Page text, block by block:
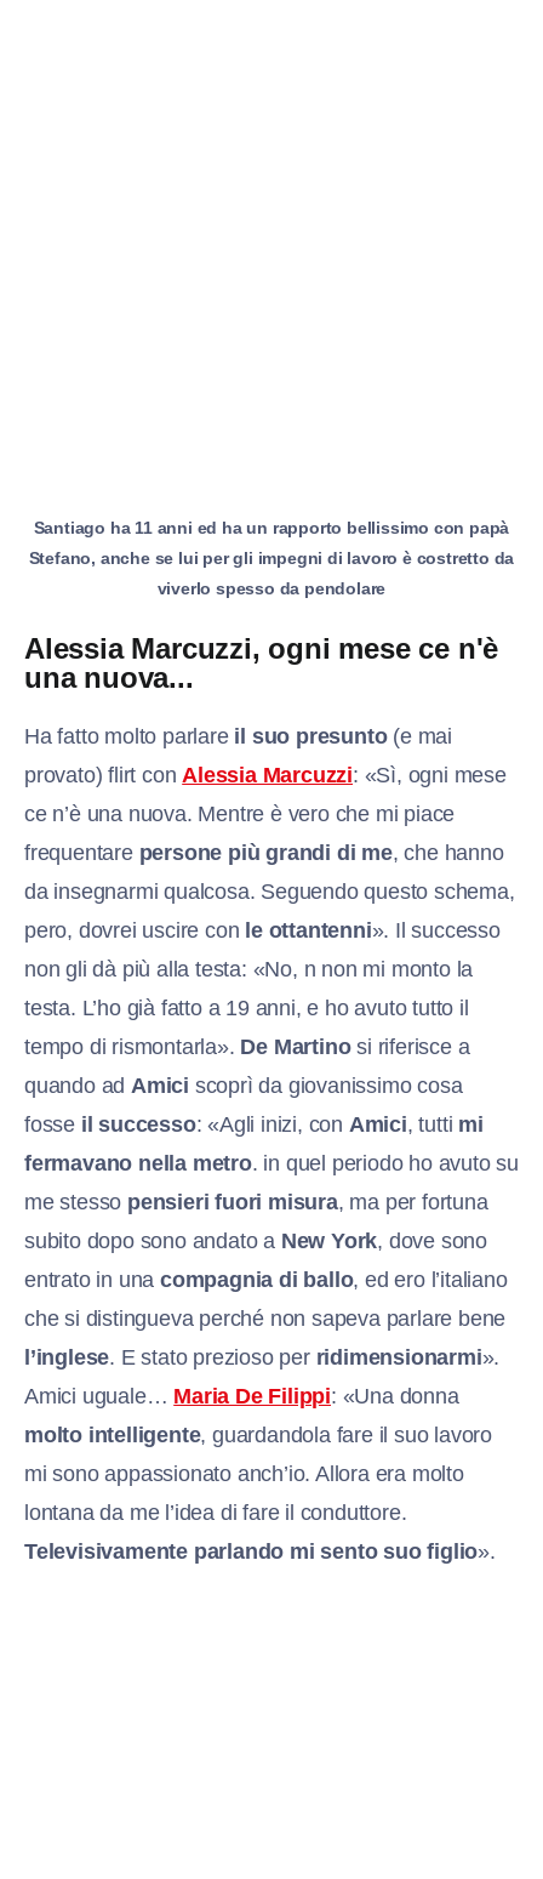
Santiago ha 11 anni ed ha un rapporto bellissimo con papà
Stefano, anche se lui per gli impegni di lavoro è costretto da
viverlo spesso da pendolare
Alessia Marcuzzi, ogni mese ce n'è
una nuova...
Ha fatto molto parlare il suo presunto(e mai
provato) flirt con Alessia Marcuzzi: «Sì, ogni mese
ce n’è una nuova. Mentre è vero che mi piace
frequentare persone più grandi di me, che hanno
da insegnarmi qualcosa. Seguendo questo schema,
pero, dovrei uscire con le ottantenni». Il successo
non gli dà più alla testa: «No, n non mi monto la
testa. L’ho già fatto a 19 anni, e ho avuto tutto il
tempo di rismontarla». De Martinosi riferisce a
quando ad Amici scoprì da giovanissimo cosa
fosse il successo: «Agli inizi, con Amici, tutti mi
fermavano nella metro. in quel periodo ho avuto su
me stesso pensieri fuori misura, ma per fortuna
subito dopo sono andato a New York, dove sono
entrato in unacompagnia di ballo, ed ero l’italiano
che si distingueva perché non sapeva parlare bene
l’inglese. E stato prezioso per ridimensionarmi».
Amici uguale… Maria De Filippi: «Una donna
molto intelligente, guardandola fare il suo lavoro
mi sono appassionato anch’io. Allora era molto
lontana da me l’idea di fare il conduttore.
Televisivamente parlando mi sento suo figlio».